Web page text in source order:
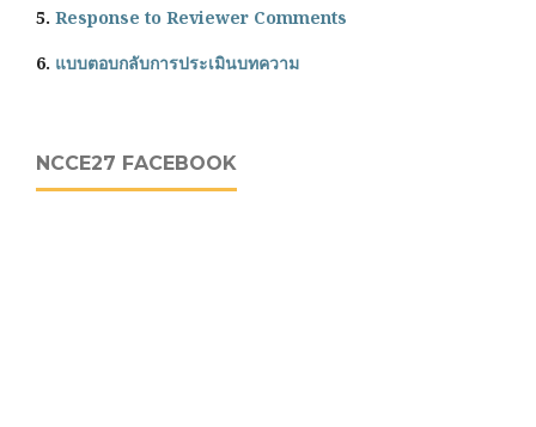
5. Response to Reviewer Comments
6. แบบตอบกลับการประเมินบทความ
NCCE27 FACEBOOK